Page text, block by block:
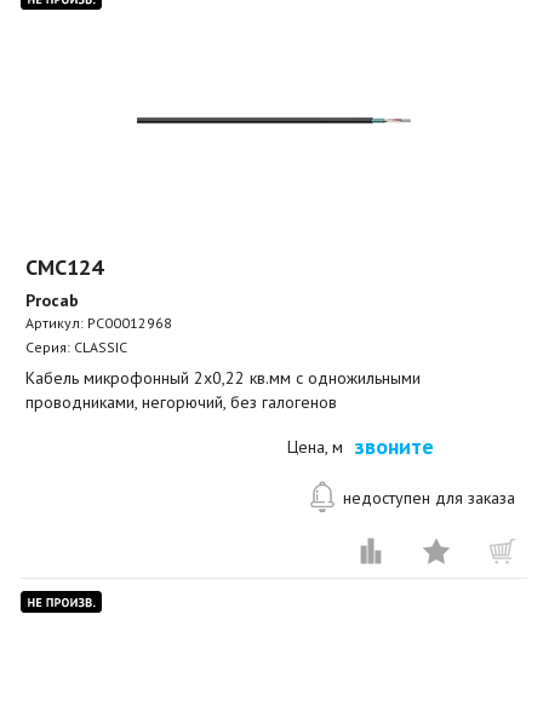
CMC124
Procab
Артикул: PC00012968
Серия: CLASSIC
Кабель микрофонный 2x0,22 кв.мм с одножильными
проводниками, негорючий, без галогенов
Цена, м звоните
недоступен для заказа